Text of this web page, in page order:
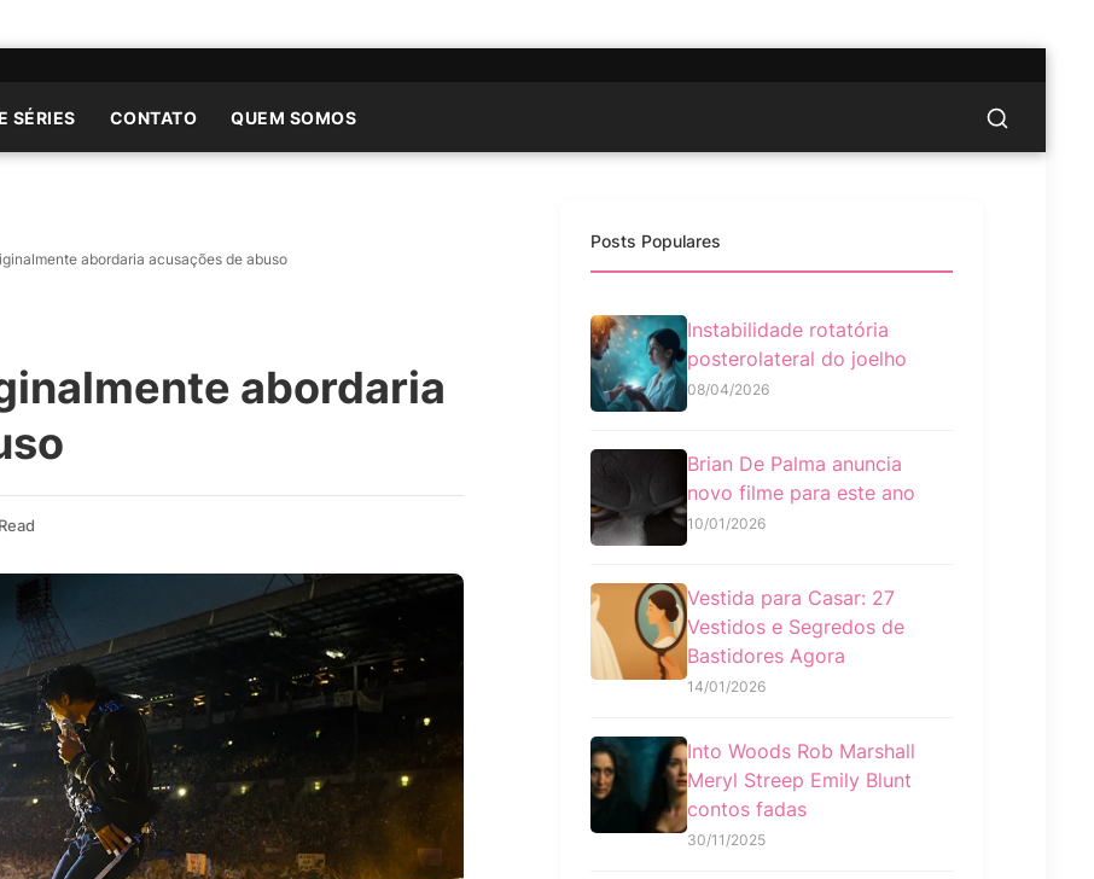
SÉRIES CONTATO QUEM SOMOS
abordaria acusações de abuso
abordaria
Posts Populares
Instabilidade rotatória
posterolateral do joelho
08/04/2026
Brian De Palma anuncia
novo filme para este ano
10/01/2026
Vestida para Casar: 27
Vestidos e Segredos de
Bastidores Agora
14/01/2026
Into Woods Rob Marshall
Meryl Streep Emily Blunt
contos fadas
30/11/2025